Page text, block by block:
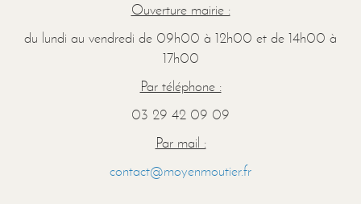
Ouverture mairie :
du lundi au vendredi de 09h00 à 12h00 et de 14h00 à
17h00
Par téléphone :
03 29 42 09 09
Par mail :
contact@moyenmoutier.fr